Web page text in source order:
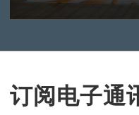
订阅电子通